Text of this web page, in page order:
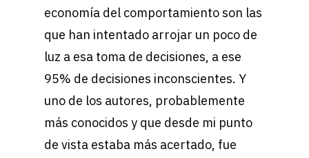
economía del comportamiento son las
que han intentado arrojar un poco de
luz a esa toma de decisiones, a ese
95% de decisiones inconscientes. Y
uno de los autores, probablemente
más conocidos y que desde mi punto
de vista estaba más acertado, fue